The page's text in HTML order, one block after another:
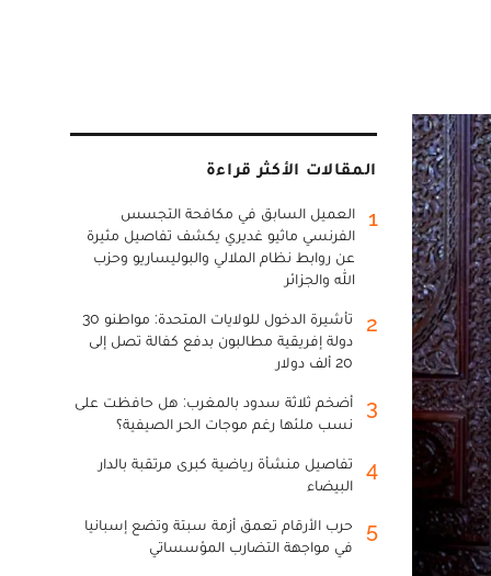
المقالات الأكثر قراءة
1
العميل السابق في مكافحة التجسس
الفرنسي ماثيو غديري يكشف تفاصيل مثيرة
عن روابط نظام الملالي والبوليساريو وحزب
الله والجزائر
2
تأشيرة الدخول للولايات المتحدة: مواطنو 30
دولة إفريقية مطالبون بدفع كفالة تصل إلى
20 ألف دولار
3
أضخم ثلاثة سدود بالمغرب: هل حافظت على
نسب ملئها رغم موجات الحر الصيفية؟
4
تفاصيل منشأة رياضية كبرى مرتقبة بالدار
البيضاء
5
حرب الأرقام تعمق أزمة سبتة وتضع إسبانيا
في مواجهة التضارب المؤسساتي